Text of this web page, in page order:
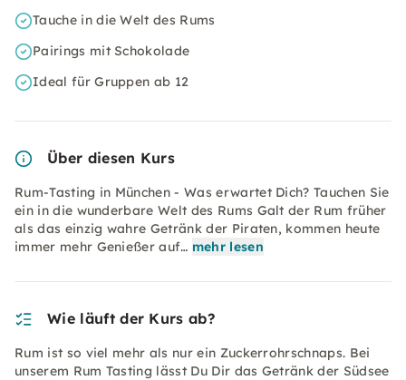
Tauche in die Welt des Rums
Pairings mit Schokolade
Ideal für Gruppen ab 12
Über diesen Kurs
Rum-Tasting in München - Was erwartet Dich? Tauchen Sie
ein in die wunderbare Welt des Rums Galt der Rum früher
als das einzig wahre Getränk der Piraten, kommen heute
immer mehr Genießer auf… mehr lesen
Wie läuft der Kurs ab?
Rum ist so viel mehr als nur ein Zuckerrohrschnaps. Bei
unserem Rum Tasting lässt Du Dir das Getränk der Südsee